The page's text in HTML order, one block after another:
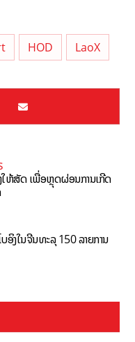
HOD LaoX
ງໃຫ້ສັດ ເພື່ອຫຼຸດຜ່ອນການເກີດ
ອິງໃນຈີນທະລຸ 150 ລາຍການ